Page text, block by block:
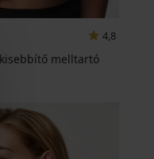
4,8
kisebbítő melltartó